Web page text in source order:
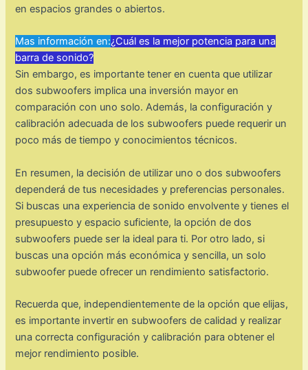
en espacios grandes o abiertos.
Mas información en:¿Cuál es la mejor potencia para una
barra de sonido?
Sin embargo, es importante tener en cuenta que utilizar
dos subwoofers implica una inversión mayor en
comparación con uno solo. Además, la configuración y
calibración adecuada de los subwoofers puede requerir un
poco más de tiempo y conocimientos técnicos.
En resumen, la decisión de utilizar uno o dos subwoofers
dependerá de tus necesidades y preferencias personales.
Si buscas una experiencia de sonido envolvente y tienes el
presupuesto y espacio suficiente, la opción de dos
subwoofers puede ser la ideal para ti. Por otro lado, si
buscas una opción más económica y sencilla, un solo
subwoofer puede ofrecer un rendimiento satisfactorio.
Recuerda que, independientemente de la opción que elijas,
es importante invertir en subwoofers de calidad y realizar
una correcta configuración y calibración para obtener el
mejor rendimiento posible.